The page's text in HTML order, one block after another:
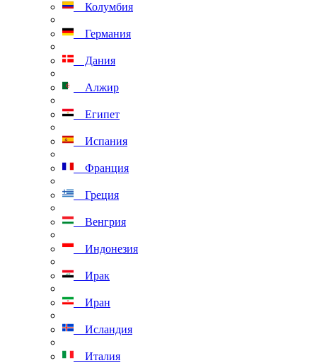
Колумбия
Германия
Дания
Алжир
Египет
Испания
Франция
Греция
Венгрия
Индонезия
Ирак
Иран
Исландия
Италия